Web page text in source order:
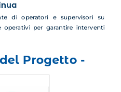
di operatori e supervisori su
operativi per garantire interventi
Progetto -